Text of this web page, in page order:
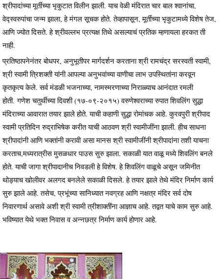
श्रीपादांच्या मूर्तीच्या भृकुटात विलीन झाली. याच वेळी मंदिरात चार बाल श्वानांचा,
वेद्स्वरुपांचा जन्म झाला, हे मंगल सूचक होते. तेव्हापासून, मूर्तीच्या भृकुटामध्ये विशेष तेज,
आणि ज्योत दिसते. हे श्रीवल्लभ प्रत्यक्ष तिथे असल्याचं प्रतिक म्हणायला हरकत ती
नाही.
प्रतिष्ठापनेनंतर बोधपर, अनुभूतीपर मार्गदर्शन करताना श्री रामचंद्र सरस्वती स्वामी,
श्री स्वामी त्रिशक्ती यांनी आपल्या अनुभवांच्या वाणीचा लाभ उपस्थितांना करवून
कृतकृत्य केले. सर्व मंडळी भजनाच्या, नामस्मरणाच्या निराळ्याच आनंदात रमली
होती. गणेश चतुर्थीच्या दिवशी (१७-०९-२०१५) वरुणेश्वराच्या रुपात शिवलिंग सुद्धा
मंदिराच्या आवारात तयार झाले होते. याची कहाणी सुद्धा रोमांचक आहे. कुरवपुरी श्रीपाद
स्वामी प्रतिदिन रुद्राभिषेक करीत याची आठवण श्री स्वामीजींना झाली. हीच साधना
श्रीपादांनी आणि भक्तांनी करावी असा मानस श्री स्वामीजींनी श्रीपादांना तशी याचना
करताच,मध्यरात्रीस मुसळधार पाउस सुरु झाला. सकाळी यात वाळू मध्ये शिवलिंग बनले
होते. याची जागा श्रीपादानीच निवडली हे विशेष. हे शिवलिंग वाळूचे असून जमिनीत
थोड्याच खोलीवर अलगद बनलेले सकाळी दिसले. हे तयार झाले तेथे मंदिर निर्माण कार्य
सुरु झाले आहे. तसेच, प्रभूंच्या सानिध्यात नवग्रह आणि नक्षत्र मंदिर सर्व दोष
निवारणार्थ असावे अशी श्री स्वामी त्रीशाक्तींना आज्ञाच आहे. तद्वत याचे काम सुरु आहे.
भविष्यात येथे भक्त निवास व अन्नछत्र निर्माण कार्य होणार आहे.